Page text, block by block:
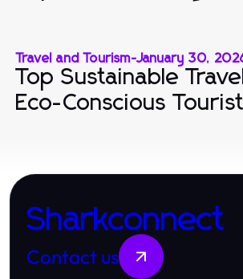
Travel and Tourism-January 30,
Top Sustainable
Eco-Conscious
Sharkconnect
Contact us